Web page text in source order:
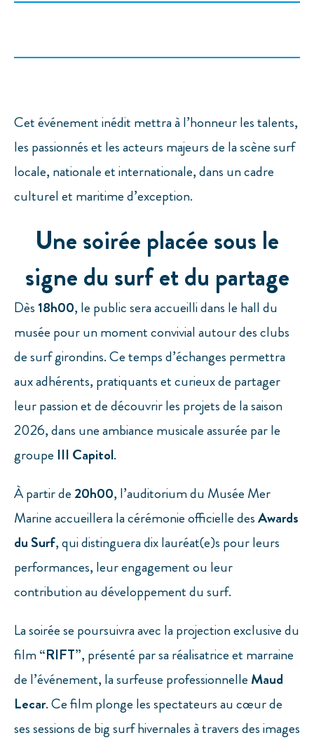
Cet événement inédit mettra à l’honneur les talents,
les passionnés et les acteurs majeurs de la scène surf
locale, nationale et internationale, dans un cadre
culturel et maritime d’exception.
Une soirée placée sous le
signe du surf et du partage
Dès18h00, le public sera accueilli dans le hall du
musée pour un moment convivial autour des clubs
de surf girondins. Ce temps d’échanges permettra
aux adhérents, pratiquants et curieux de partager
leur passion et de découvrir les projets de la saison
2026, dans une ambiance musicale assurée par le
groupe III Capitol.
À partir de 20h00, l’auditorium du Musée Mer
Marine accueillera la cérémonie officielle desAwards
du Surf, qui distinguera dix lauréat(e)s pour leurs
performances, leur engagement ou leur
contribution au développement du surf.
La soirée se poursuivra avec la projection exclusive du
film“RIFT”, présenté par sa réalisatrice et marraine
de l’événement, la surfeuse professionnelle Maud
Lecar. Ce film plonge les spectateurs au cœur de
ses sessions de big surf hivernales à travers des images